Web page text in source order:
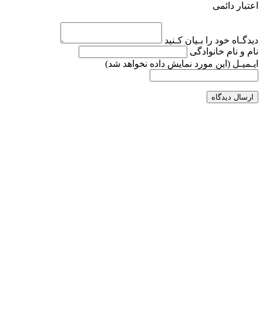
اعتبار دائمی
دیدگـاه خود را بـیان کـنید
نام و نام خانوادگی
ایـمیـل (این مورد نمایش داده نخواهد شد)
ارسال دیدگاه